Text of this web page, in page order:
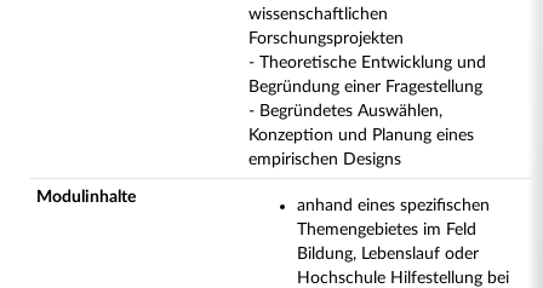
wissenschaftlichen
Forschungsprojekten
- Theoretische Entwicklung und
Begründung einer Fragestellung
- Begründetes Auswählen,
Konzeption und Planung eines
empirischen Designs
Modulinhalte
anhand eines spezifischen
Themengebietes im Feld
Bildung, Lebenslauf oder
Hochschule Hilfestellung bei